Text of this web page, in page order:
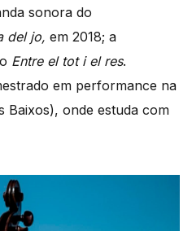
sonora do
del jo, em 2018; a
Entre el tot i el res.
em performance na
Baixos), onde estuda com